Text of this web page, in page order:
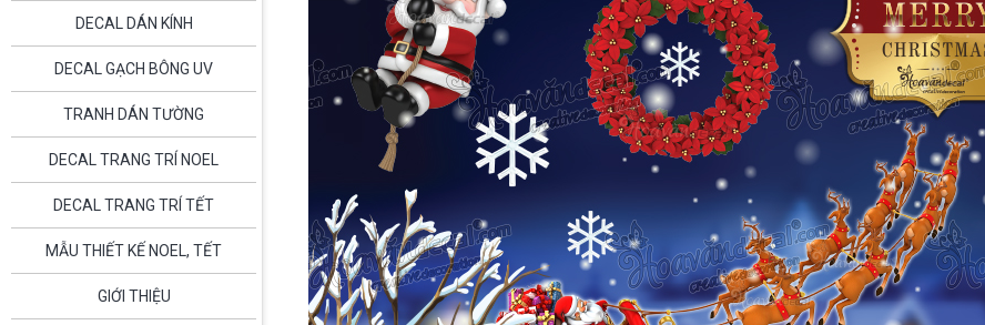
DECAL DÁN KÍNH
DECAL GẠCH BÔNG UV
TRANH DÁN TƯỜNG
DECAL TRANG TRÍ NOEL
DECAL TRANG TRÍ TẾT
MẪU THIẾT KẾ NOEL, TẾT
GIỚI THIỆU